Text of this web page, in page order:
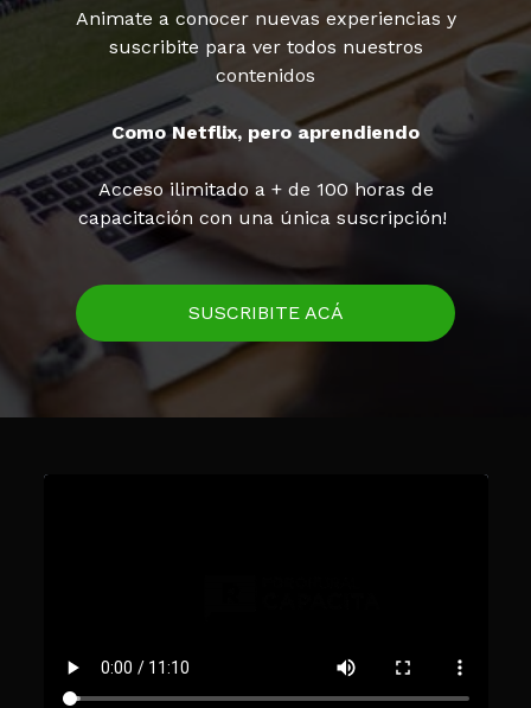
Animate a conocer nuevas experiencias y
suscribite para ver todos nuestros
contenidos
Como Netflix, pero aprendiendo
Acceso ilimitado a + de 100 horas de
capacitación con una única suscripción!
SUSCRIBITE ACÁ